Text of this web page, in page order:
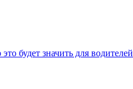
будет значить для водителей